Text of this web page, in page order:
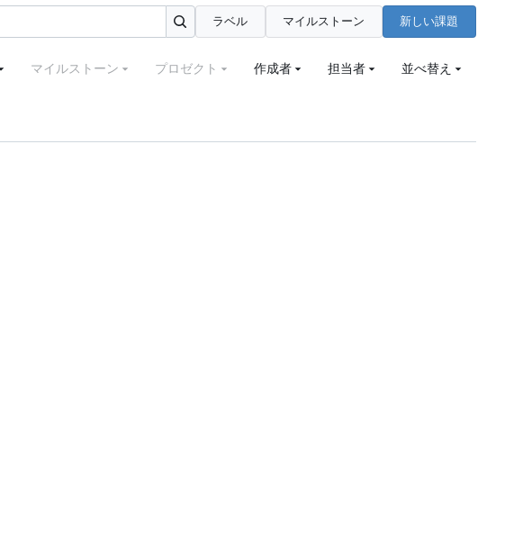
ラベル マイルストーン 新しい課題
マイルストーン プロゼクト 作成者 担当者 並べ替え